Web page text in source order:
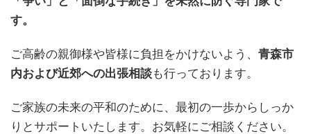
す。
ご高齢の親御様や皆様に負担をかけないよう、 青森市
内および近郊への出張相談も行っております。
ご家族の未来の平和のために、最初の一歩からしっか
りとサポートいたします。お気軽にご相談ください。